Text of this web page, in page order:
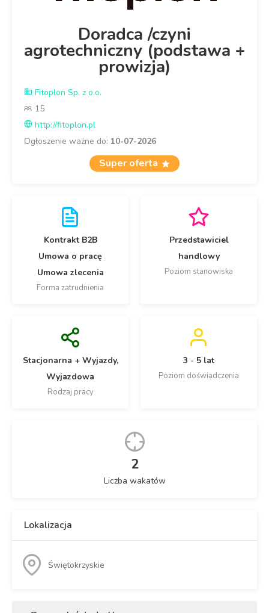
Doradca /czyni
agrotechniczny (podstawa +
prowizja)
Fitoplon Sp. z o.o.
15
http://fitoplon.pl
Ogłoszenie ważne do: 10-07-2026
Super oferta
Kontrakt B2B
Umowa o pracę
Umowa zlecenia
Forma zatrudnienia
Przedstawiciel
handlowy
Poziom stanowiska
Stacjonarna + Wyjazdy,
Wyjazdowa
Rodzaj pracy
3 - 5 lat
Poziom doświadczenia
2
Liczba wakatów
Lokalizacja
Świętokrzyskie